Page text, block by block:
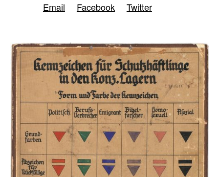
Email
Facebook Twitter